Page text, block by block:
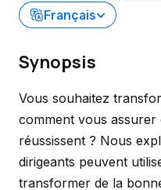
Français
Synopsis
Vous souhaitez
comment vous assurer
réussissent ? Nous
dirigeants peuvent
transformer de la